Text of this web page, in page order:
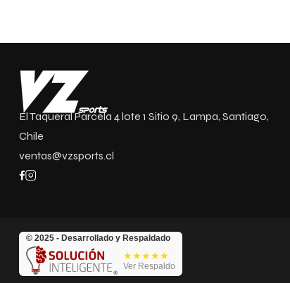
El Taqueral Parcela 4 lote 1 Sitio 9, Lampa, Santiago,
Chile
ventas@vzsports.cl
© 2025 - Desarrollado y Respaldado
★★★★★
Ver Respaldo